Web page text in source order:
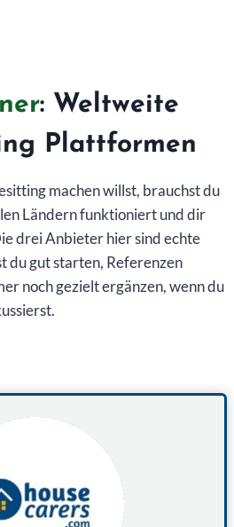
: Weltweite
Plattformen
machen willst, brauchst du
Ländern funktioniert und dir
drei Anbieter hier sind echte
du gut starten, Referenzen
noch gezielt ergänzen, wenn du